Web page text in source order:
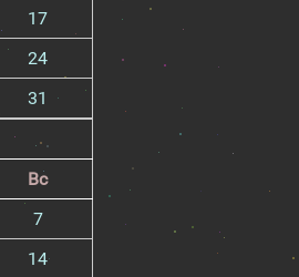
17
24
31
Вс
7
14